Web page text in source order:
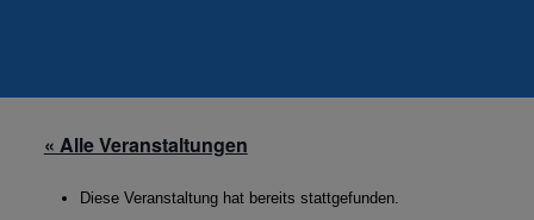
« Alle Veranstaltungen
Diese Veranstaltung hat bereits stattgefunden.